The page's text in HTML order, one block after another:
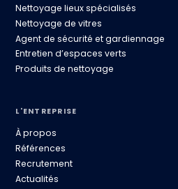
Nettoyage lieux spécialisés
Nettoyage de vitres
Agent de sécurité et gardiennage
Entretien d’espaces verts
Produits de nettoyage
L'ENTREPRISE
À propos
Références
Recrutement
Actualités